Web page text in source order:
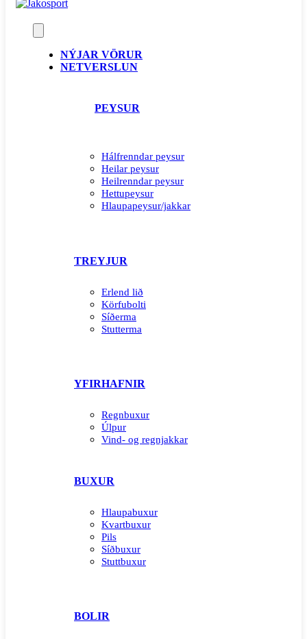
NÝJAR VÖRUR
NETVERSLUN
PEYSUR
Hálfrenndar peysur
Heilar peysur
Heilrenndar peysur
Hettupeysur
Hlaupapeysur/jakkar
TREYJUR
Erlend lið
Körfubolti
Síðerma
Stutterma
YFIRHAFNIR
Regnbuxur
Úlpur
Vind- og regnjakkar
BUXUR
Hlaupabuxur
Kvartbuxur
Pils
Síðbuxur
Stuttbuxur
BOLIR